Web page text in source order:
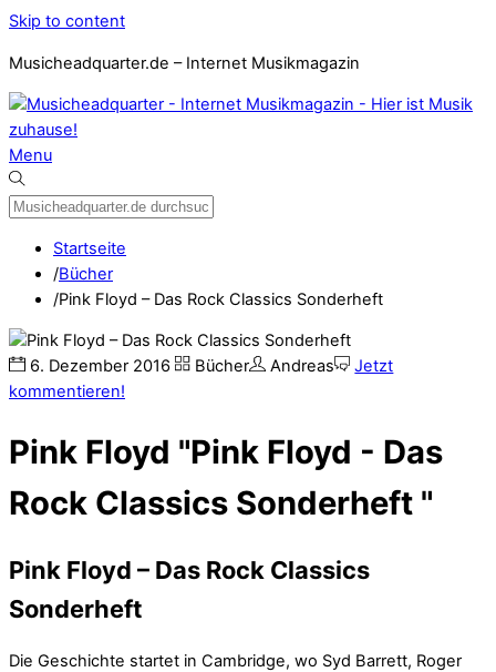
Skip to content
Musicheadquarter.de – Internet Musikmagazin
Menu
Startseite
/Bücher
/Pink Floyd – Das Rock Classics Sonderheft
6. Dezember 2016 Bücher Andreas
Jetzt
kommentieren!
Pink Floyd "Pink Floyd - Das
Rock Classics Sonderheft "
Pink Floyd – Das Rock Classics
Sonderheft
Die Geschichte startet in Cambridge, wo Syd Barrett, Roger